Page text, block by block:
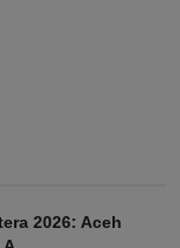
2026: Aceh